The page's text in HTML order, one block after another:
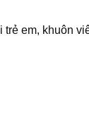
trẻ em, khuôn